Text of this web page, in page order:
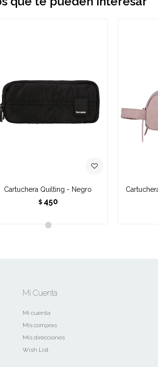
Cartuchera Quilting - Negro
$ 450
Mi Cuenta
Mi cuenta
Mis compras
Mis direcciones
Wish List